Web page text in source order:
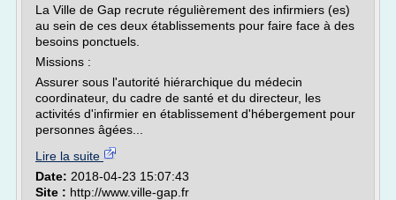
La Ville de Gap recrute régulièrement des infirmiers (es)
au sein de ces deux établissements pour faire face à des
besoins ponctuels.
Missions :
Assurer sous l'autorité hiérarchique du médecin
coordinateur, du cadre de santé et du directeur, les
activités d'infirmier en établissement d'hébergement pour
personnes âgées...
Lire la suite
Date: 2018-04-23 15:07:43
Site : http://www.ville-gap.fr